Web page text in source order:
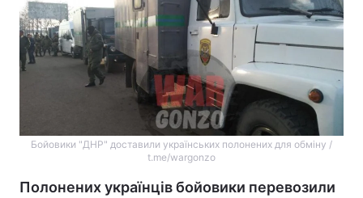
Бойовики "ДНР" доставили українських полонених для обміну /
t.me/wargonzo
Полонених українців бойовики перевозили